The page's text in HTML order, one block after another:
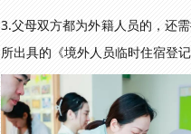
3.父母双方都为外籍人员的，还
所出具的《境外人员临时住宿登